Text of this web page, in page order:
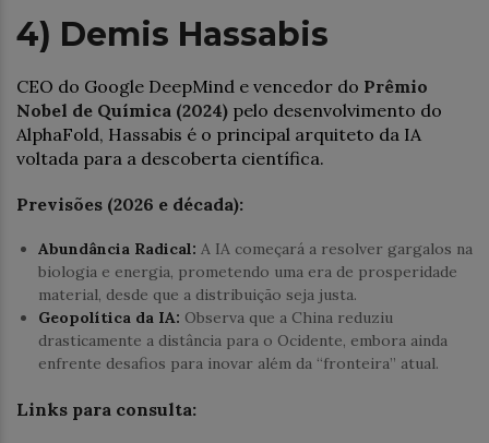
4) Demis Hassabis
CEO do Google DeepMind e vencedor do Prêmio
Nobel de Química (2024) pelo desenvolvimento do
AlphaFold, Hassabis é o principal arquiteto da IA
voltada para a descoberta científica.
Previsões (2026 e década):
Abundância Radical: A IA começará a resolver gargalos na
biologia e energia, prometendo uma era de prosperidade
material, desde que a distribuição seja justa.
Geopolítica da IA: Observa que a China reduziu
drasticamente a distância para o Ocidente, embora ainda
enfrente desafios para inovar além da “fronteira” atual.
Links para consulta: